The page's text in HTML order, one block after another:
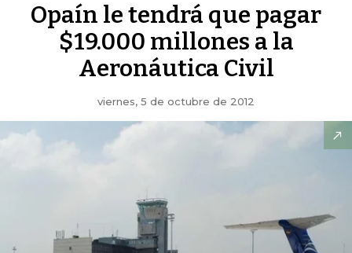
Opaín le tendrá que pagar
$19.000 millones a la
Aeronáutica Civil
viernes, 5 de octubre de 2012